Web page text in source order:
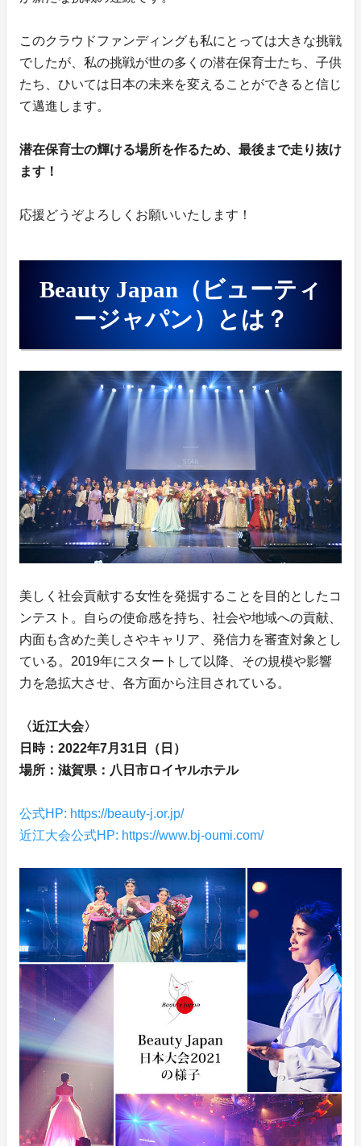
このクラウドファンディングも私にとっては大きな挑戦
でしたが、私の挑戦が世の多くの潜在保育士たち、子供
たち、ひいては日本の未来を変えることができると信じ
て邁進します。
潜在保育士の輝ける場所を作るため、最後まで走り抜け
ます！
応援どうぞよろしくお願いいたします！
Beauty Japan（ビューティ
ージャパン）とは？
美しく社会貢献する女性を発掘することを目的としたコ
ンテスト。自らの使命感を持ち、社会や地域への貢献、
内面も含めた美しさやキャリア、発信力を審査対象とし
ている。2019年にスタートして以降、その規模や影響
力を急拡大させ、各方面から注目されている。
〈近江大会〉
日時：2022年7月31日（日）
場所：滋賀県：八日市ロイヤルホテル
公式HP: https://beauty-j.or.jp/
近江大会公式HP: https://www.bj-oumi.com/